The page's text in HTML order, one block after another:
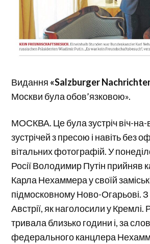
Видання «Salzburger
Москви була обов’язковою».
МОСКВА. Це була зустріч віч-на-
зустрічей з пресою і навіть без
вітальних фотографій. У
Росії Володимир Путін прийняв
Карла Нехаммера у своїй
підмосковному Ново-Огарьові. З
Австрії, як наголосили у Кремлі.
тривала близько години і, за
федерального канцлера